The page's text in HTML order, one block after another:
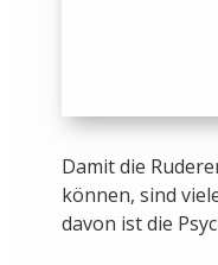
Damit die
können, sind
davon ist die